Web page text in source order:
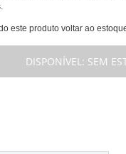
este produto voltar ao
DISPONÍVEL: SEM